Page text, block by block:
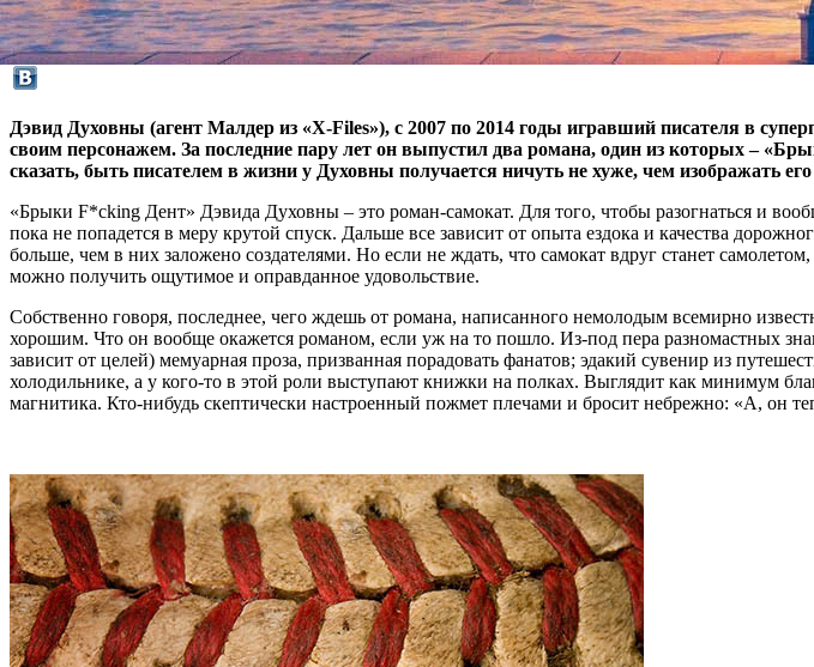
Дэвид Духовны (агент Малдер из «X-Files»), с 2007 по 2014 годы игравший писателя в
своим персонажем. За последние пару лет он выпустил два романа, один из которых –
сказать, быть писателем в жизни у Духовны получается ничуть не хуже, чем изображать
«Брыки F*cking Дент» Дэвида Духовны – это роман-самокат. Для того, чтобы разогнаться и
пока не попадется в меру крутой спуск. Дальше все зависит от опыта ездока и качества
больше, чем в них заложено создателями. Но если не ждать, что самокат вдруг станет
можно получить ощутимое и оправданное удовольствие.
Собственно говоря, последнее, чего ждешь от романа, написанного немолодым всемирно
хорошим. Что он вообще окажется романом, если уж на то пошло. Из-под пера разномастных
зависит от целей) мемуарная проза, призванная порадовать фанатов; эдакий сувенир из
холодильнике, а у кого-то в этой роли выступают книжки на полках. Выглядит как минимум
магнитика. Кто-нибудь скептически настроенный пожмет плечами и бросит небрежно: «А, он